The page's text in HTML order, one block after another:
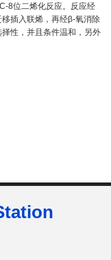
8位二烯化反应。反应经
插入联烯，再经β-氧消除
性，并且条件温和，另外